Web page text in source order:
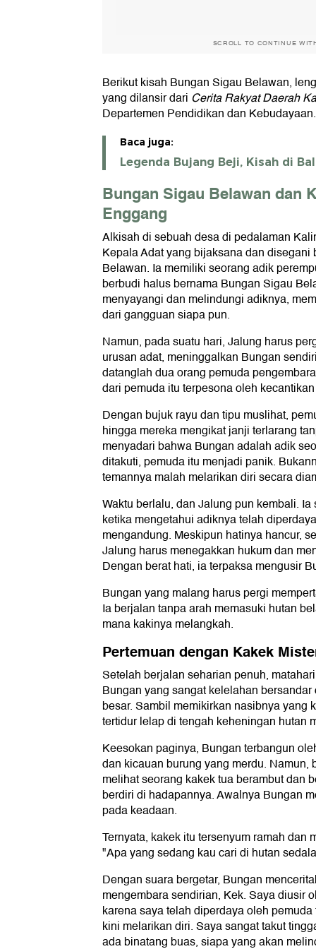
SCROLL TO CONTINUE
Berikut kisah Bungan Sigau Belawan,
yang dilansir dari Cerita Rakyat Daerah
Departemen Pendidikan dan Kebudayaan.
Baca juga:
Legenda Bujang Beji, Kisah di
Bungan Sigau Belawan dan
Enggang
Alkisah di sebuah desa di pedalaman
Kepala Adat yang bijaksana dan
Belawan. Ia memiliki seorang adik
berbudi halus bernama Bungan Sigau
menyayangi dan melindungi adiknya,
dari gangguan siapa pun.
Namun, pada suatu hari, Jalung harus
urusan adat, meninggalkan Bungan
datanglah dua orang pemuda
dari pemuda itu terpesona oleh
Dengan bujuk rayu dan tipu muslihat,
hingga mereka mengikat janji terlarang
menyadari bahwa Bungan adalah adik
ditakuti, pemuda itu menjadi panik.
temannya malah melarikan diri secara
Waktu berlalu, dan Jalung pun kembali.
ketika mengetahui adiknya telah
mengandung. Meskipun hatinya hancur,
Jalung harus menegakkan hukum dan
Dengan berat hati, ia terpaksa mengusir
Bungan yang malang harus pergi
Ia berjalan tanpa arah memasuki hutan
mana kakinya melangkah.
Pertemuan dengan Kakek
Setelah berjalan seharian penuh,
Bungan yang sangat kelelahan
besar. Sambil memikirkan nasibnya yang
tertidur lelap di tengah keheningan hutan
Keesokan paginya, Bungan terbangun
dan kicauan burung yang merdu. Namun,
melihat seorang kakek tua berambut dan
berdiri di hadapannya. Awalnya Bungan
pada keadaan.
Ternyata, kakek itu tersenyum ramah dan
"Apa yang sedang kau cari di hutan
Dengan suara bergetar, Bungan
mengembara sendirian, Kek. Saya diusir
karena saya telah diperdaya oleh
kini melarikan diri. Saya sangat takut
ada binatang buas, siapa yang akan